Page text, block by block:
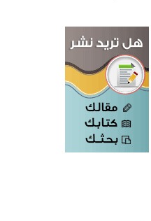
القرآن الكريم في أزناكاييف